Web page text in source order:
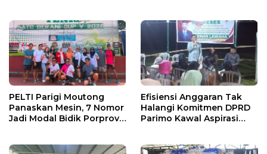
PELTI Parigi Moutong
Panaskan Mesin, 7 Nomor
Jadi Modal Bidik Porprov
Efisiensi Anggaran Tak
Halangi Komitmen DPRD
Parimo Kawal Aspirasi